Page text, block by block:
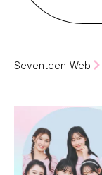
Seventeen-Web